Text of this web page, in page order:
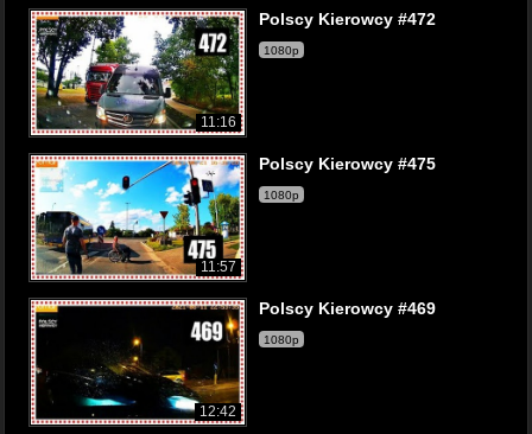
11:16
Polscy Kierowcy #472
1080p
11:57
Polscy Kierowcy #475
1080p
12:42
Polscy Kierowcy #469
1080p